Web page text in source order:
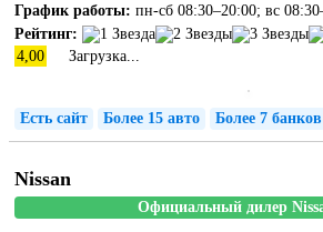
График работы: пн-сб 08:30–20:00; вс
Рейтинг:
4,00
Загрузка...
Есть сайт Более 15 авто Более 7 банков
Nissan
Официальный дилер